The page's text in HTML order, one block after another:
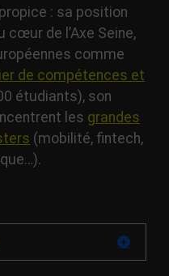
: sa position
de l’Axe Seine,
comme
de compétences et
étudiants), son
les grandes
(mobilité, fintech,